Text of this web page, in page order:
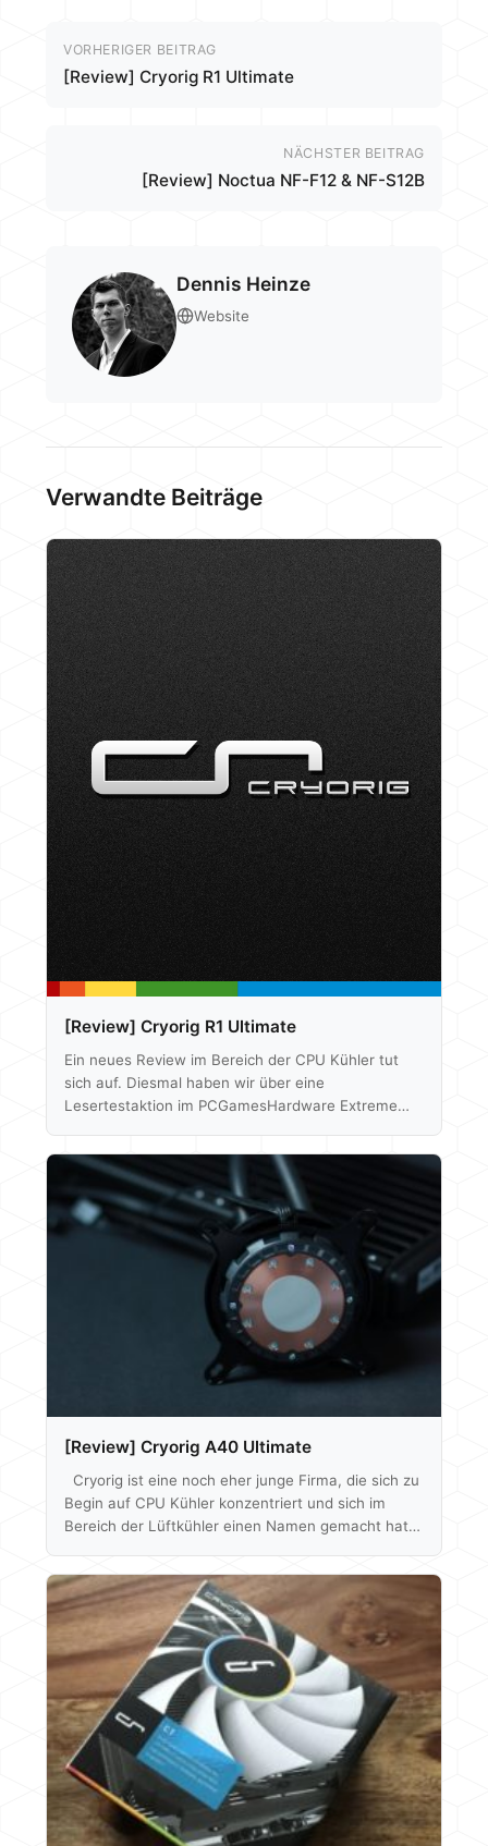
VORHERIGER BEITRAG
[Review] Cryorig R1 Ultimate
NÄCHSTER BEITRAG
[Review] Noctua NF-F12 & NF-S12B
Dennis Heinze
Website
Verwandte Beiträge
[Review] Cryorig R1 Ultimate
Ein neues Review im Bereich der CPU Kühler tut
sich auf. Diesmal haben wir über eine
Lesertestaktion im PCGamesHardware Extreme
Wie dieses Monstrum von Kühler abgeschlossen
hat, lest ihr hier im ausführlichen Test:
Klick: Review: Cryorig R1 Ultimate Als Auszug wie
immer hier unserer Testfazit: Fazit Der Cryorig R1
Ultimate ist ein sehr guter Weg um in den
Kühlermarkt einzusteigen. Das Modell kommt mit
einem umfangreichen Zubehör-Paket daher…
[Review] Cryorig A40 Ultimate
Cryorig ist eine noch eher junge Firma, die sich zu
Begin auf CPU Kühler konzentriert und sich im
Bereich der Lüftkühler einen Namen gemacht hat.
sondern auch eine All in One Wasserkühlungs-
Serie. Wir haben hier heute einen Ableger davon im
Test, die A40 Ultimate, welche genau in der Mitte
der drei angebotenen Produkte liegt. Die normale
Cryorig A40 AiO hat einen etwas dünneren
Radiator als die Ultimate…